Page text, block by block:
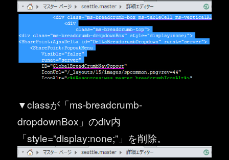
▼classが「ms-breadcrumb-
dropdownBox」のdiv内
「style=”display:none;”」を削除。